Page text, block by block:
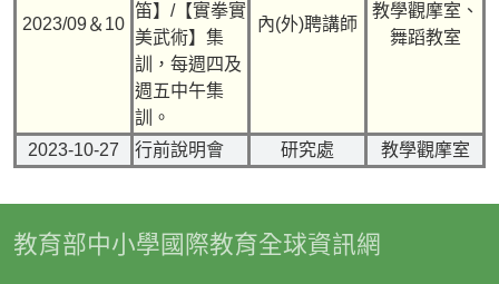
2023/09＆ 10
笛】 / 【實拳實
美武術】集
訓，每週四及
週五中午集
訓。
內(外)聘講師
教學觀摩室、
舞蹈教室
2023-10-27 行前說明會 研究處 教學觀摩室
教育部中小學國際教育全球資訊網